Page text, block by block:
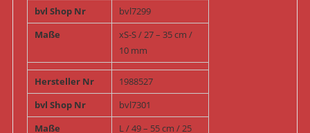
bvl Shop Nr
bvl7299
Maße
xS-S / 27 – 35 cm /
10 mm
Hersteller Nr
1988527
bvl Shop Nr
bvl7301
Maße
L / 49 – 55 cm / 25